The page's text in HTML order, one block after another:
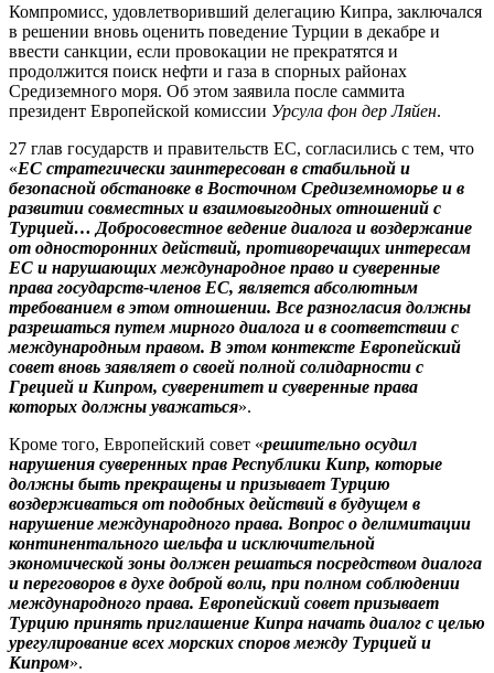
Компромисс, удовлетворивший делегацию Кипра, заключался
в решении вновь оценить поведение Турции в декабре и
ввести санкции, если провокации не прекратятся и
продолжится поиск нефти и газа в спорных районах
Средиземного моря. Об этом заявила после саммита
президент Европейской комиссии Урсула фон дер Ляйен.
27 глав государств и правительств ЕС, согласились с тем, что
«ЕС стратегически заинтересован в стабильной и
безопасной обстановке в Восточном Средиземноморье и в
развитии совместных и взаимовыгодных отношений с
Турцией… Добросовестное ведение диалога и воздержание
от односторонних действий, противоречащих интересам
ЕС и нарушающих международное право и суверенные
права государств-членов ЕС, является абсолютным
требованием в этом отношении. Все разногласия должны
разрешаться путем мирного диалога и в соответствии с
международным правом. В этом контексте Европейский
совет вновь заявляет о своей полной солидарности с
Грецией и Кипром, суверенитет и суверенные права
которых должны уважаться».
Кроме того, Европейский совет «решительно осудил
нарушения суверенных прав Республики Кипр, которые
должны быть прекращены и призывает Турцию
воздерживаться от подобных действий в будущем в
нарушение международного права. Вопрос о делимитации
континентального шельфа и исключительной
экономической зоны должен решаться посредством диалога
и переговоров в духе доброй воли, при полном соблюдении
международного права. Европейский совет призывает
Турцию принять приглашение Кипра начать диалог с целью
урегулирование всех морских споров между Турцией и
Кипром».